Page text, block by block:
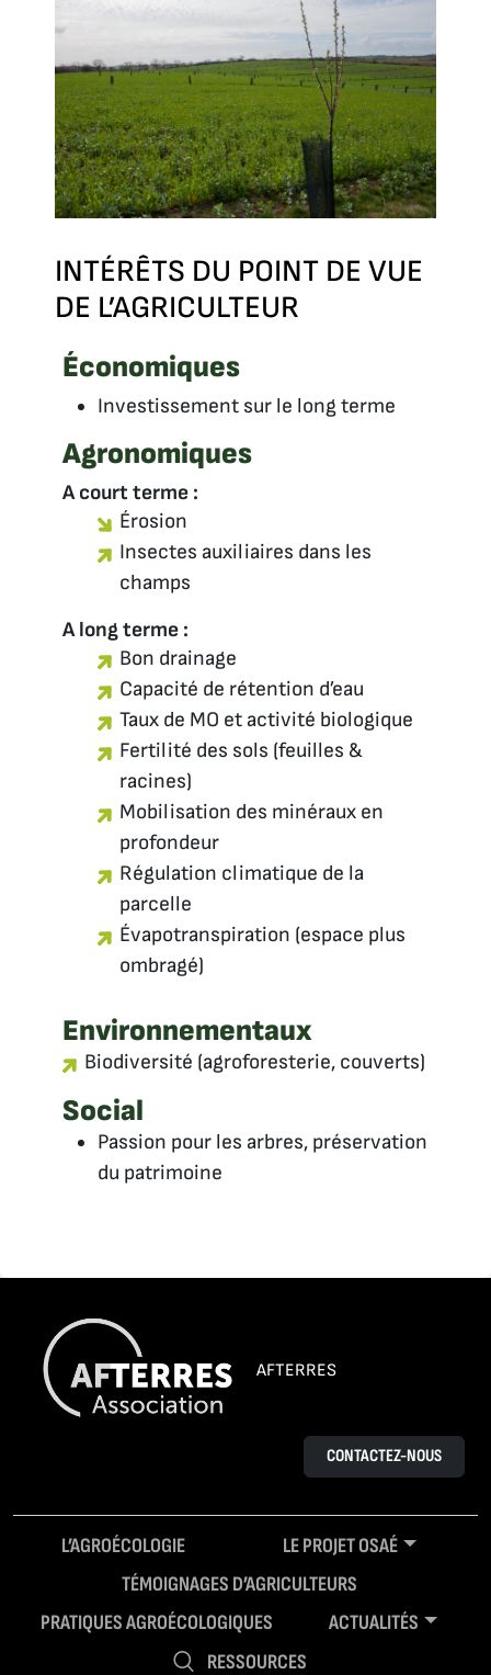
INTÉRÊTS DU POINT DE VUE
DE L’AGRICULTEUR
Économiques
Investissement sur le long terme
Agronomiques
A court terme :
Érosion
Insectes auxiliaires dans les
champs
A long terme :
Bon drainage
Capacité de rétention d’eau
Taux de MO et activité biologique
Fertilité des sols (feuilles &
racines)
Mobilisation des minéraux en
profondeur
Régulation climatique de la
parcelle
Évapotranspiration (espace plus
ombragé)
Environnementaux
Biodiversité (agroforesterie, couverts)
Social
Passion pour les arbres, préservation
du patrimoine
AFTERRES
CONTACTEZ-NOUS
L’AGROÉCOLOGIE
LE PROJET OSAÉ
TÉMOIGNAGES D’AGRICULTEURS
PRATIQUES AGROÉCOLOGIQUES
ACTUALITÉS
RESSOURCES